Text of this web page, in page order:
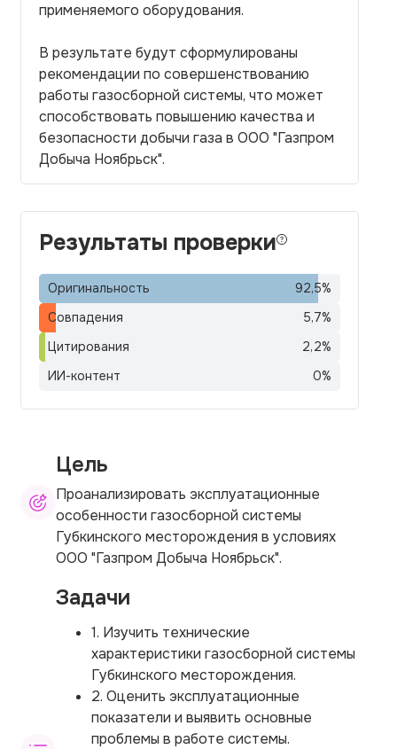
применяемого оборудования.
В результате будут сформулированы
рекомендации по совершенствованию
работы газосборной системы, что может
способствовать повышению качества и
безопасности добычи газа в ООО "Газпром
Добыча Ноябрьск".
Результаты проверки
Оригинальность 92,5%
Совпадения
5,7%
Цитирования
2,2%
ИИ-контент
0%
Цель
Проанализировать эксплуатационные
особенности газосборной системы
Губкинского месторождения в условиях
ООО "Газпром Добыча Ноябрьск".
Задачи
1. Изучить технические
характеристики газосборной системы
Губкинского месторождения.
2. Оценить эксплуатационные
показатели и выявить основные
проблемы в работе системы.